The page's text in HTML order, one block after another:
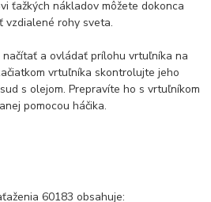
ťažkých nákladov môžete dokonca
vzdialené rohy sveta.
a ovládať prílohu vrtuľníka na
vrtuľníka skontrolujte jeho
s olejom. Prepravíte ho s vrtuľníkom
pomocou háčika.
60183 obsahuje: